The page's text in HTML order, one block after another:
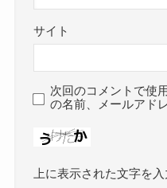
サイト
次回のコメントで使
の名前、メールアド
上に表示された文字を